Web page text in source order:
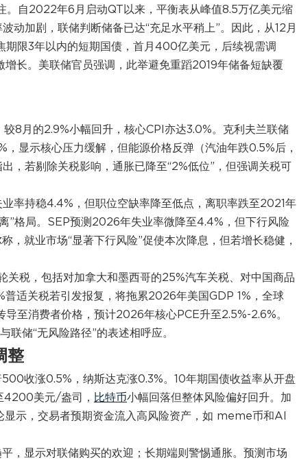
。自2022年6月启动QT以来，平衡表从峰值8.5万亿美元缩
动加剧，联储判断储备已达“充足水平稍上”。因此，从12月
期限3年以内的短期国债，首月400亿美元，后续视需调
长。美联储官员强调，此举避免重蹈2019年储备短缺覆
8月的2.9%小幅回升，核心CPI亦达3.0%。克利夫兰联储
，显示核心压力缓解，但能源价格反弹（汽油年跌0.5%后，
，若剔除关税影响，通胀已降至“2%低位”，但强调关税可
率持稳4.4%，但职位空缺率降至低点，离职率跌至2021年
”格局。SEP预测2026年失业率微降至4.4%，但下行风险
，就业市场“显著下行风险”促使本次降息，但若增长稳健，
税，包括对加拿大和墨西哥的25%汽车关税、对中国商品
适关税若引发报复，将拖累2026年美国GDP 1%，全球
至消费者价格，预计2026年核心PCE升至2.5%-2.6%。
联储“无风险路径”的表述相呼应。
整
收涨0.5%，纳斯达克涨0.3%。10年期国债收益率从开盘
4200美元/盎司， 比特币小幅回落但整体风险偏好回升。加
示，交易者预期资金流入高风险资产，如 meme币和AI
，显示对联储购买的欢迎；长期端则警惕通胀。预测市场